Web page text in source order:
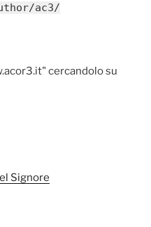
ac3/
cercandolo su
Signore